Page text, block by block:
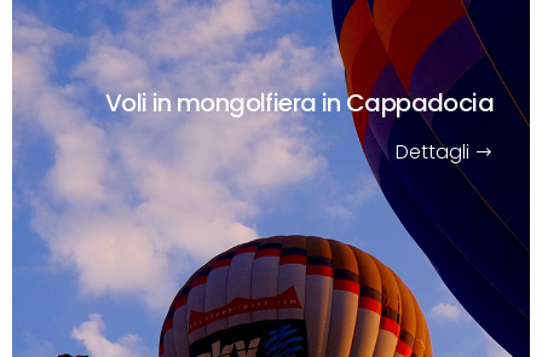
Voli in mongolfiera in Cappadocia
Dettagli